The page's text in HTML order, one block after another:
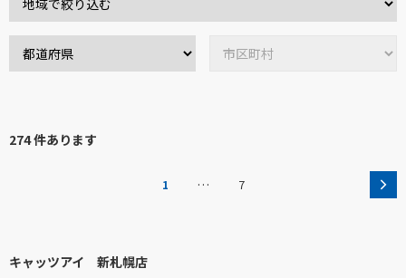
274 件あります
1 … 7
キャッツアイ 新札幌店